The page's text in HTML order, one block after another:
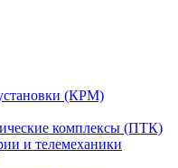
(КРМ)
комплексы (ПТК)
и телемеханики